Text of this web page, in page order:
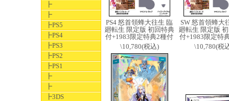
┣
┣
┣PS5
┣PS4
┣PS3
┣PS2
┣PS1
┣
┣
┣3DS
PS4 怒首領蜂大往生 臨
廻転生 限定版 初回特典
付+1983限定特典2種付
\10,780(税込)
SW 怒首領蜂大
廻転生 限定版
付+1983限定特
\10,780(税